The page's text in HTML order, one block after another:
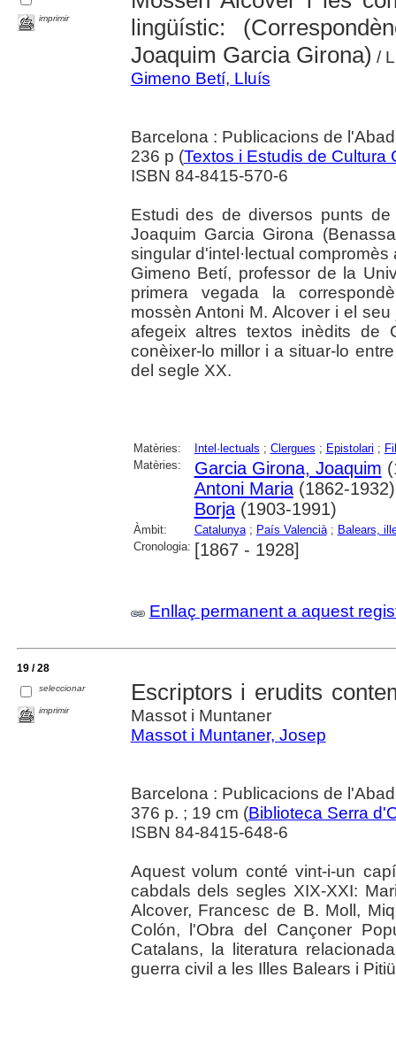
imprimir
lingüístic:
Joaquim Garcia Girona) /
Gimeno Betí, Lluís
Barcelona : Publicacions de
236 p (Textos i Estudis de Cultura
ISBN 84-8415-570-6
Estudi des de diversos punts
Joaquim Garcia Girona
singular d'intel·lectual
Gimeno Betí, professor de la
primera vegada la
mossèn Antoni M. Alcover i el
afegeix altres textos inèdits de
conèixer-lo millor i a situar-lo
del segle XX.
Matèries: Intel·lectuals ; Clergues ; Epistolari ;
Matèries:
Garcia Girona, Joaquim
Antoni Maria(1862-
Borja(1903-1991)
Àmbit: Catalunya; País Valencià; Balears,
Cronologia: [1867 - 1928]
Enllaç permanent a aquest
19 / 28
seleccionar
imprimir
Escriptors i erudits
Massot i Muntaner
Massot i Muntaner, Josep
Barcelona : Publicacions de
376 p. ; 19 cm (Biblioteca Serra
ISBN 84-8415-648-6
Aquest volum conté vint-i-un
cabdals dels segles XIX-XXI:
Alcover, Francesc de B. Moll,
Colón, l'Obra del Cançoner
Catalans, la literatura
guerra civil a les Illes Balears i